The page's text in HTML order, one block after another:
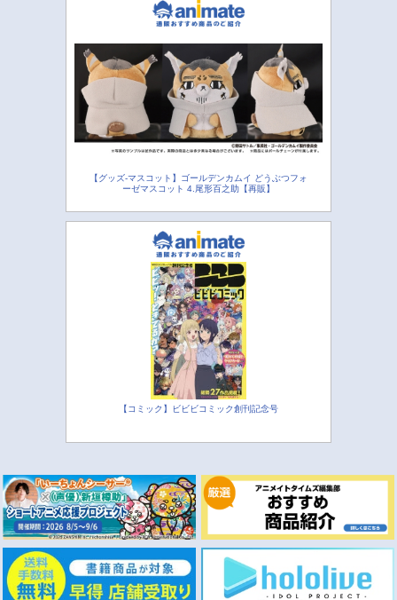
【グッズ-マスコット】ゴールデンカムイ どうぶつフォ
ーゼマスコット 4.尾形百之助【再販】
【コミック】ビビビコミック創刊記念号